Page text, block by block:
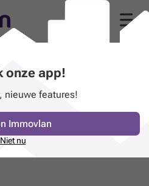
onze app!
nieuwe features!
Immovlan
Niet nu